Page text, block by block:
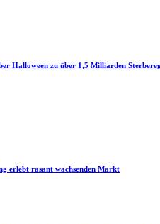
Halloween zu über 1,5 Milliarden
erlebt rasant wachsenden Markt